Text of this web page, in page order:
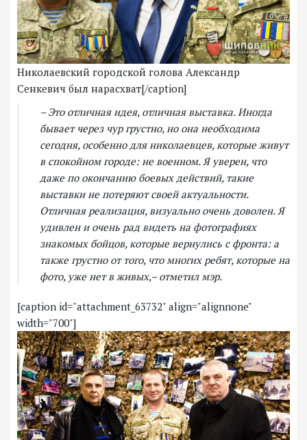
Николаевский городской голова Александр
Сенкевич был нарасхват[/caption]
– Это отличная идея, отличная выставка. Иногда
бывает через чур грустно, но она необходима
сегодня, особенно для николаевцев, которые живут
в спокойном городе: не военном. Я уверен, что
даже по окончанию боевых действий, такие
выставки не потеряют своей актуальности.
Отличная реализация, визуально очень доволен. Я
удивлен и очень рад видеть на фотографиях
знакомых бойцов, которые вернулись с фронта: а
также грустно от того, что многих ребят, которые на
фото, уже нет в живых,– отметил мэр.
[caption id="attachment_63732" align="alignnone"
width="700"]